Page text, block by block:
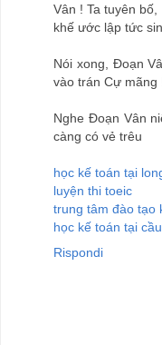
Vân ! Ta tuyên bố,
khế ước lập tức
Nói xong, Đoạn
vào trán Cự mãng
Nghe Đoạn Vân
càng có vẻ trêu
học kế toán tại
luyện thi toeic
trung tâm đào tạo
học kế toán tại
Rispondi